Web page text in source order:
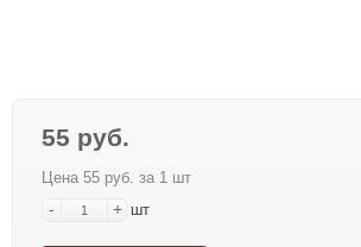
55 руб.
Цена 55 руб. за 1 шт
- + шт